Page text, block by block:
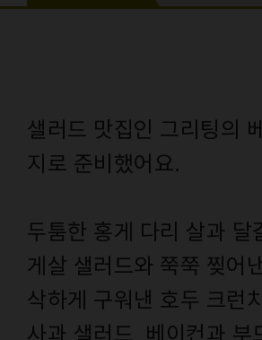
샐러드 맛집인 그리팅의
지로 준비했어요.
두툼한 홍게 다리 살과
게살 샐러드와 쭉쭉 찢어
삭하게 구워낸 호두 크런
사과 샐러드, 베이컨과